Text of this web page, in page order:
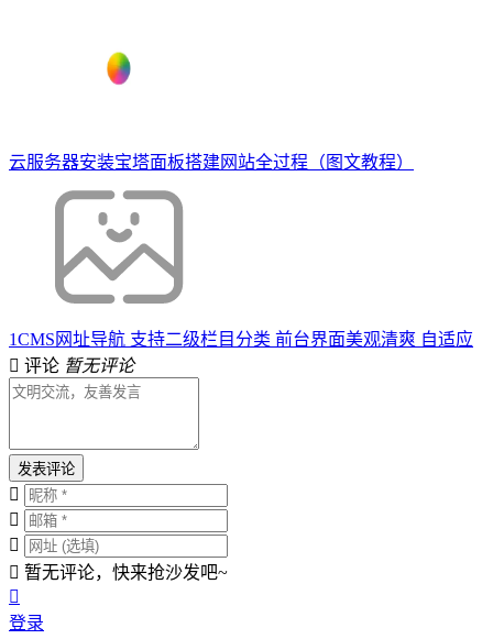
云服务器安装宝塔面板搭建网站全过程（图文教程）
1CMS网址导航 支持二级栏目分类 前台界面美观清爽 自适应
评论 暂无评论
发表评论
暂无评论，快来抢沙发吧~
登录